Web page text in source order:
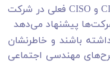
مایک مسترویچ – مدیر سابق CISO CIA و CISO فعلی در شرکت
باشند و خاطرنشان
مهندسی اجتماعی